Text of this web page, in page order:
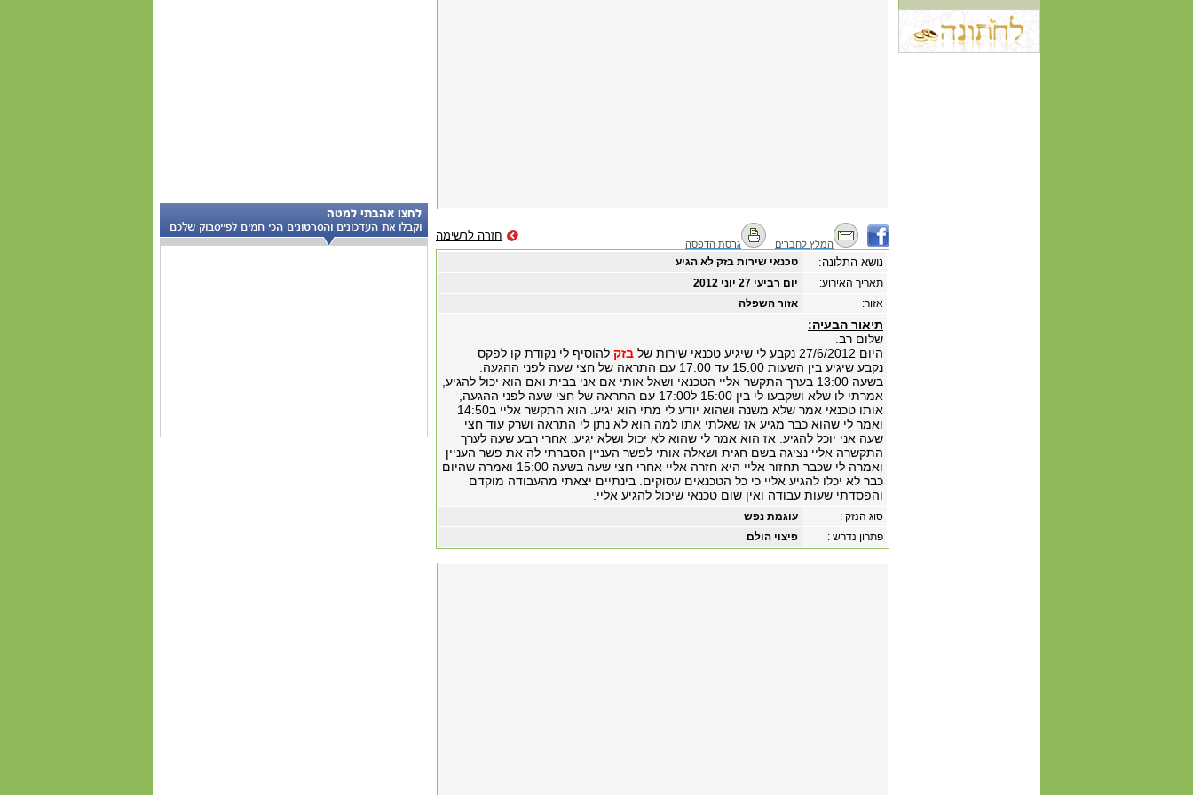
חזרה לרשימה
גרסת הדפסה המלץ לחברים
טכנאי שירות בזק לא הגיע נושא התלונה:
‏יום רביעי ‏27 ‏יוני ‏2012
תאריך האירוע:
אזור השפלה
אזור:
תיאור הבעיה:
שלום רב.
היום 27/6/2012 נקבע לי שיגיע טכנאי שירות של
בזק להוסיף לי נקודת קו לפקס
נקבע שיגיע בין השעות 15:00 עד 17:00 עם התראה של חצי שעה לפני ההגעה.
בשעה 13:00 בערך התקשר אליי הטכנאי ושאל אותי אם אני בבית ואם הוא יכול להגיע,
אמרתי לו שלא ושקבעו לי בין 15:00 ל17:00 עם התראה של חצי שעה לפני ההגעה,
אותו טכנאי אמר שלא משנה ושהוא יודע לי מתי הוא יגיע. הוא התקשר אליי ב14:50
ואמר לי שהוא כבר מגיע אז שאלתי אתו למה הוא לא נתן לי התראה ושרק עוד חצי
שעה אני יוכל להגיע. אז הוא אמר לי שהוא לא יכול ושלא יגיע. אחרי רבע שעה לערך
התקשרה אליי נציגה בשם חגית ושאלה אותי לפשר העניין הסברתי לה את פשר העניין
ואמרה לי שכבר תחזור אליי היא חזרה אליי אחרי חצי שעה בשעה 15:00 ואמרה שהיום
כבר לא יכלו להגיע אליי כי כל הטכנאים עסוקים. בינתיים יצאתי מהעבודה מוקדם
והפסדתי שעות עבודה ואין שום טכנאי שיכול להגיע אליי.
עוגמת נפש
סוג הנזק :
פיצוי הולם
פתרון נדרש :